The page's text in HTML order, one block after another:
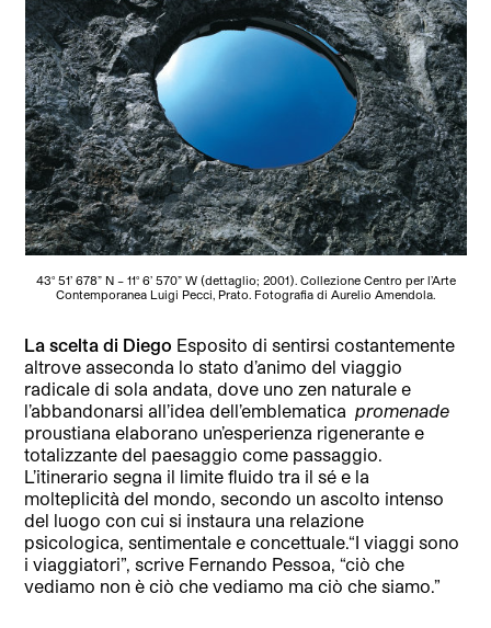
43° 51’ 678” N – 11° 6’ 570” W (dettaglio; 2001). Collezione Centro per l’Arte
Contemporanea Luigi Pecci, Prato. Fotografia di Aurelio Amendola.
La scelta di Diego Esposito di sentirsi costantemente
altrove asseconda lo stato d’animo del viaggio
radicale di sola andata, dove uno zen naturale e
l’abbandonarsi all’idea dell’emblematica promenade
proustiana elaborano un’esperienza rigenerante e
totalizzante del paesaggio come passaggio.
L’itinerario segna il limite fluido tra il sé e la
molteplicità del mondo, secondo un ascolto intenso
del luogo con cui si instaura una relazione
psicologica, sentimentale e concettuale.“I viaggi sono
i viaggiatori”, scrive Fernando Pessoa, “ciò che
vediamo non è ciò che vediamo ma ciò che siamo.”